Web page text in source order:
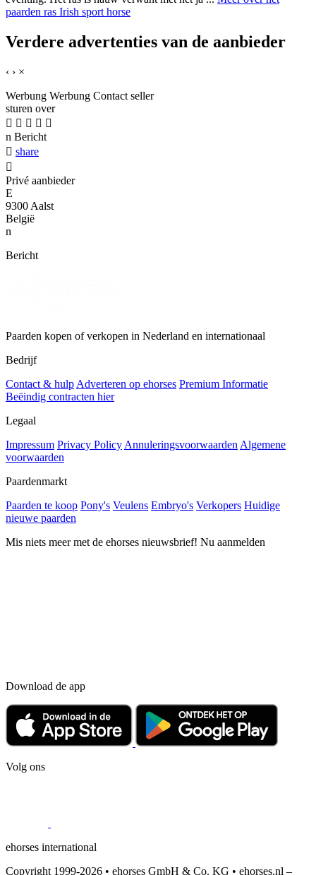
paarden ras Irish sport horse
Verdere advertenties van de aanbieder
‹ › ×
Werbung Werbung Contact seller
sturen over
    
n Bericht
 share

Privé aanbieder
E
9300 Aalst
België
n
Bericht
Paarden kopen of verkopen in Nederland en internationaal
Bedrijf
Contact & hulp Adverteren op ehorses Premium Informatie
Beëindig contracten hier
Legaal
Impressum Privacy Policy Annuleringsvoorwaarden Algemene
voorwaarden
Paardenmarkt
Paarden te koop Pony's Veulens Embryo's Verkopers Huidige
nieuwe paarden
Mis niets meer met de ehorses nieuwsbrief! Nu aanmelden
Download de app
Volg ons
ehorses international
Copyright 1999-2026 • ehorses GmbH & Co. KG • ehorses.nl –